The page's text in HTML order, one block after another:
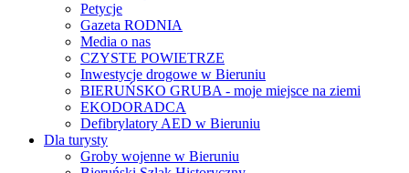
Petycje
Gazeta RODNIA
Media o nas
CZYSTE POWIETRZE
Inwestycje drogowe w Bieruniu
BIERUŃSKO GRUBA - moje miejsce na ziemi
EKODORADCA
Defibrylatory AED w Bieruniu
Dla turysty
Groby wojenne w Bieruniu